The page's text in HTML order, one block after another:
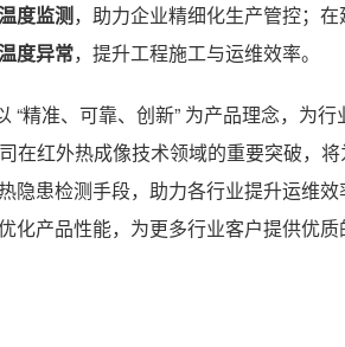
度监测，助力企业精细化生产管控；
度异常，提升工程施工与运维效率。
精准、可靠、创新” 为产品理念，为
红外热成像技术领域的重要突破，将
隐患检测手段，助力各行业提升运维
化产品性能，为更多行业客户提供优